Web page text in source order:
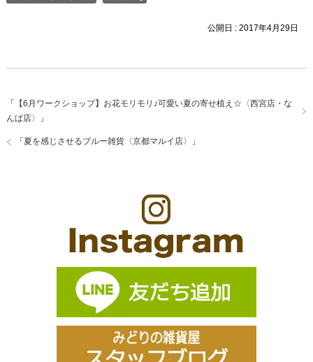
公開日 :2017年4月29日
「 【6月ワークショップ】お花モリモリ♪可愛い夏の寄せ植え☆〈西宮店・な
んば店〉
」
「夏を感じさせるブルー雑貨〈京都マルイ店〉 」